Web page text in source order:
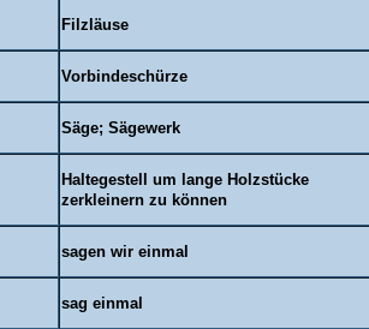
Filzläuse
Vorbindeschürze
Säge; Sägewerk
Haltegestell um lange Holzstücke
zerkleinern zu können
sagen wir einmal
sag einmal